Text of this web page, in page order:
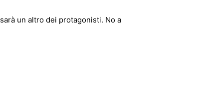
un altro dei protagonisti. No a